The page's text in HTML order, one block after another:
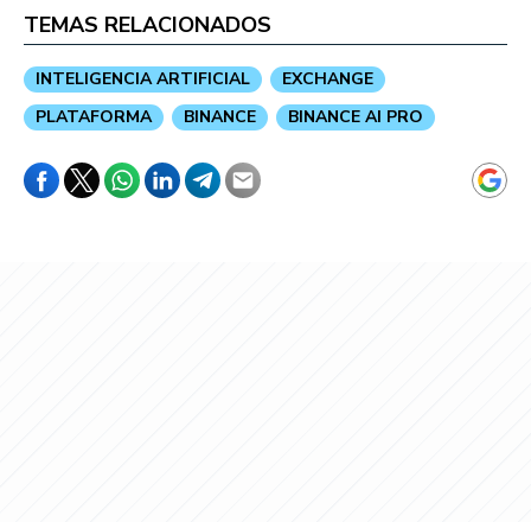
TEMAS RELACIONADOS
INTELIGENCIA ARTIFICIAL
EXCHANGE
PLATAFORMA
BINANCE BINANCE AI PRO